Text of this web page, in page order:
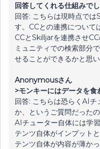
回答してくれる仕組みでし
回答: こちらは現時点では
す。CCとの連携について
CCとSkilljarを連携させ
ミュニティでの検索部分
せることができるかと思い
Anonymousさん
>モンキーにはデータを食
回答: こちらは恐らくAI
か、というご質問だった
AIチューター自体には学
テンツ自体がインプット
テンツ自体が内容が薄か